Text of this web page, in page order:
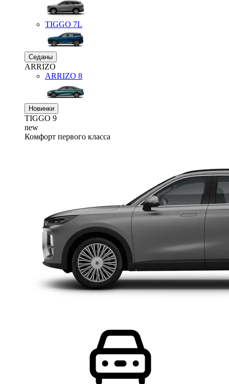
TIGGO 7L
Седаны
ARRIZO
ARRIZO 8
Новинки
TIGGO 9
new
Комфорт первого класса